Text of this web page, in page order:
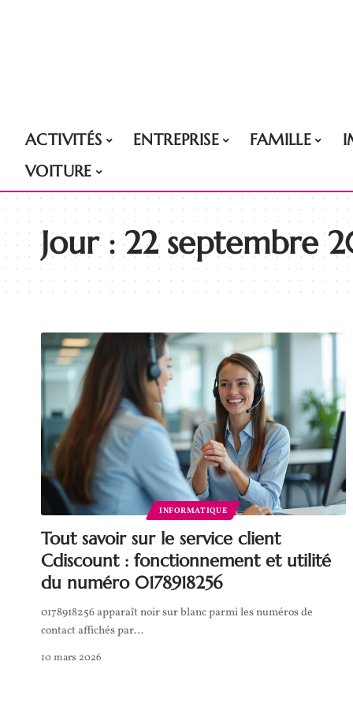
ACTIVITÉS ENTREPRISE FAMILLE
VOITURE
Jour :22 septembre
INFORMATIQUE
Tout savoir sur le service client
Cdiscount : fonctionnement et utilité
du numéro 0178918256
0178918256 apparaît noir sur blanc parmi les numéros de
contact affichés par…
10 mars 2026